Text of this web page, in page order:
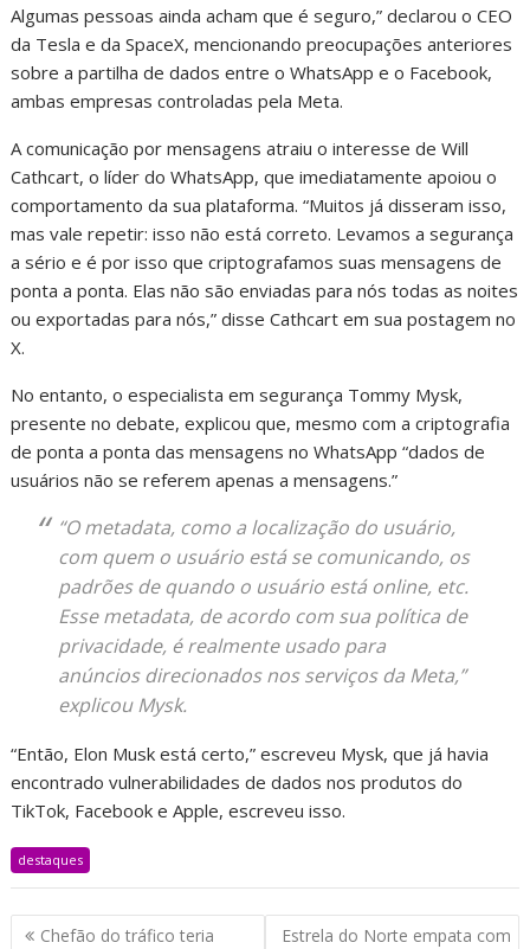
Algumas pessoas ainda acham que é seguro,” declarou o CEO
da Tesla e da SpaceX, mencionando preocupações anteriores
sobre a partilha de dados entre o WhatsApp e o Facebook,
ambas empresas controladas pela Meta.
A comunicação por mensagens atraiu o interesse de Will
Cathcart, o líder do WhatsApp, que imediatamente apoiou o
comportamento da sua plataforma. “Muitos já disseram isso,
mas vale repetir: isso não está correto. Levamos a segurança
a sério e é por isso que criptografamos suas mensagens de
ponta a ponta. Elas não são enviadas para nós todas as noites
ou exportadas para nós,” disse Cathcart em sua postagem no
X.
No entanto, o especialista em segurança Tommy Mysk,
presente no debate, explicou que, mesmo com a criptografia
de ponta a ponta das mensagens no WhatsApp “dados de
usuários não se referem apenas a mensagens.”
“O metadata, como a localização do usuário,
com quem o usuário está se comunicando, os
padrões de quando o usuário está online, etc.
Esse metadata, de acordo com sua política de
privacidade, é realmente usado para
anúncios direcionados nos serviços da Meta,”
explicou Mysk.
“Então, Elon Musk está certo,” escreveu Mysk, que já havia
encontrado vulnerabilidades de dados nos produtos do
TikTok, Facebook e Apple, escreveu isso.
destaques
Chefão do tráfico teria
Estrela do Norte empata com